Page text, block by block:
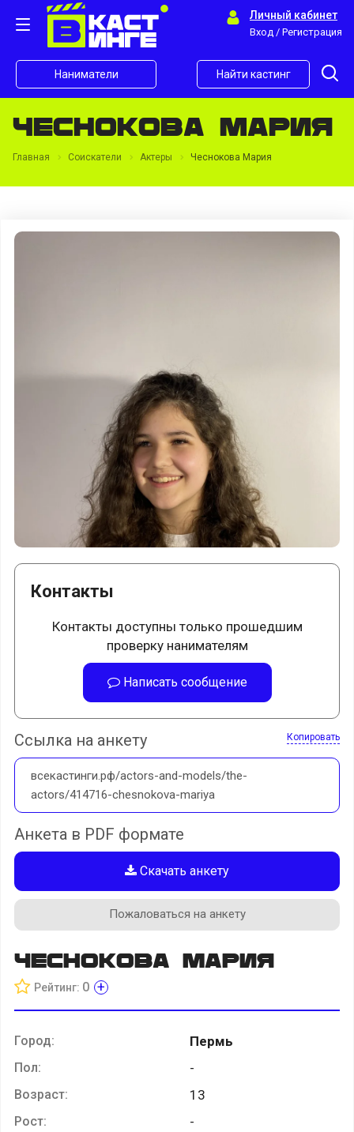
Личный кабинет
Вход / Регистрация
Наниматели Найти кастинг
Чеснокова Мария
Главная Соискатели Актеры Чеснокова Мария
Контакты
Контакты доступны только прошедшим
проверку нанимателям
Написать сообщение
Ссылка на анкету Копировать
всекастинги.рф/actors-and-models/the-
actors/414716-chesnokova-mariya
Анкета в PDF формате
Скачать анкету
Пожаловаться на анкету
Чеснокова Мария
Рейтинг: 0 +
Город: Пермь
Пол: -
Возраст: 13
Рост: -